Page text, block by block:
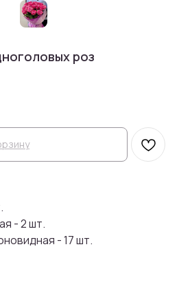
роз
- 2 шт.
- 17 шт.